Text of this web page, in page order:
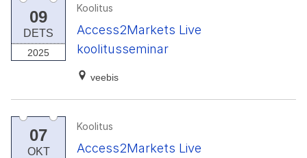
09
DETS
2025
Koolitus
Access2Markets Live
koolitusseminar
veebis
07
OKT
Koolitus
Access2Markets Live